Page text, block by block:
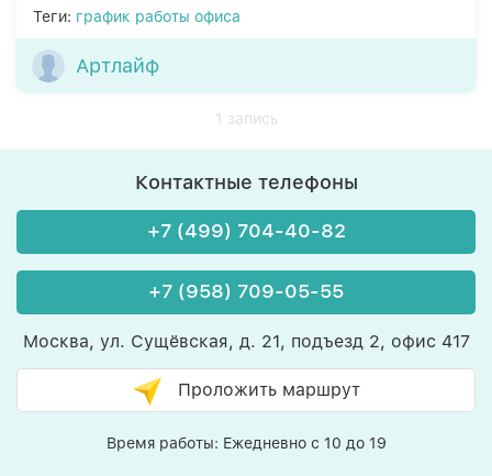
Теги: график работы офиса
Артлайф
1 запись
Контактные телефоны
+7 (499) 704-40-82
+7 (958) 709-05-55
Москва, ул. Сущёвская, д. 21, подъезд 2, офис 417
Проложить маршрут
Время работы: Ежедневно с 10 до 19